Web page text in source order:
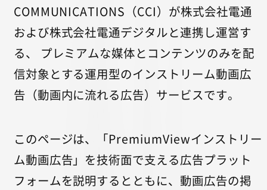
COMMUNICATIONS（CCI）が株式会社電通
および株式会社電通デジタルと連携し運営す
る、 プレミアムな媒体とコンテンツのみを配
信対象とする運用型のインストリーム動画広
告（動画内に流れる広告）サービスです。
このページは、「PremiumViewインストリー
ム動画広告」を技術面で支える広告プラット
フォームを説明するとともに、動画広告の掲